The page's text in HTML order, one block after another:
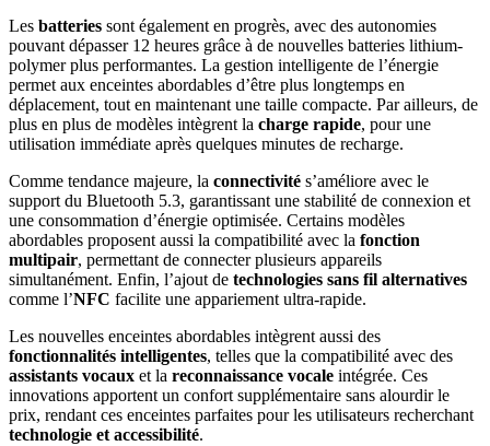
Les batteries sont également en progrès, avec des autonomies
pouvant dépasser 12 heures grâce à de nouvelles batteries lithium-
polymer plus performantes. La gestion intelligente de l’énergie
permet aux enceintes abordables d’être plus longtemps en
déplacement, tout en maintenant une taille compacte. Par ailleurs, de
plus en plus de modèles intègrent la charge rapide, pour une
utilisation immédiate après quelques minutes de recharge.
Comme tendance majeure, la connectivité s’améliore avec le
support du Bluetooth 5.3, garantissant une stabilité de connexion et
une consommation d’énergie optimisée. Certains modèles
abordables proposent aussi la compatibilité avec la fonction
multipair, permettant de connecter plusieurs appareils
simultanément. Enfin, l’ajout de technologies sans fil alternatives
comme l’NFC facilite une appariement ultra-rapide.
Les nouvelles enceintes abordables intègrent aussi des
fonctionnalités intelligentes, telles que la compatibilité avec des
assistants vocaux et la reconnaissance vocale intégrée. Ces
innovations apportent un confort supplémentaire sans alourdir le
prix, rendant ces enceintes parfaites pour les utilisateurs recherchant
technologie et accessibilité.